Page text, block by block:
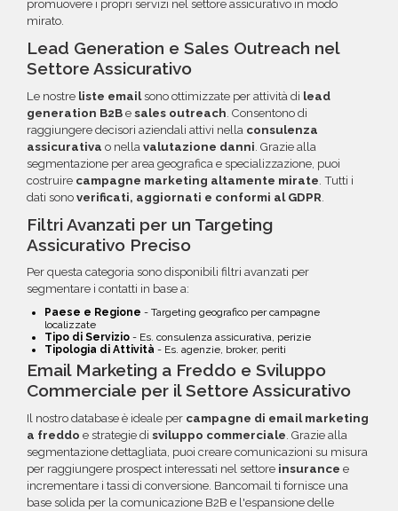
promuovere i propri servizi nel settore assicurativo in modo
mirato.
Lead Generation e Sales Outreach nel
Settore Assicurativo
Le nostre liste emailsono ottimizzate per attività di lead
generation B2B e sales outreach . Consentono di
raggiungere decisori aziendali attivi nella consulenza
assicurativa o nella valutazione danni . Grazie alla
segmentazione per area geografica e specializzazione, puoi
costruire campagne marketing altamente mirate . Tutti i
dati sono verificati, aggiornati e conformi al GDPR
Filtri Avanzati per un Targeting
Assicurativo Preciso
Per questa categoria sono disponibili filtri avanzati per
segmentare i contatti in base a:
Paese e Regione - Targeting geografico per campagne
localizzate
Tipo di Servizio - Es. consulenza assicurativa, perizie
Tipologia di Attività - Es. agenzie, broker, periti
Email Marketing a Freddo e Sviluppo
Commerciale per il Settore Assicurativo
Il nostro database è ideale per campagne di email marketing
a freddo e strategie di sviluppo commerciale . Grazie alla
segmentazione dettagliata, puoi creare comunicazioni su misura
per raggiungere prospect interessati nel settore insurance e
incrementare i tassi di conversione. Bancomail ti fornisce una
base solida per la comunicazione B2B e l'espansione delle